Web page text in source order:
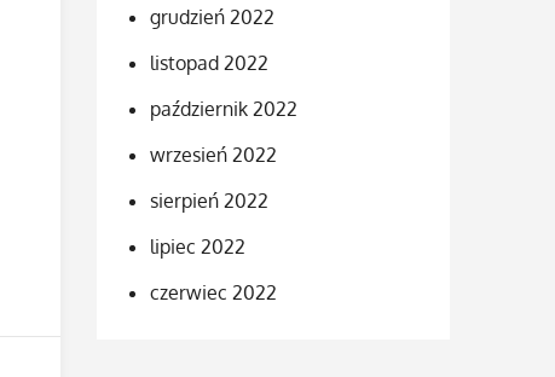
grudzień 2022
listopad 2022
październik 2022
wrzesień 2022
sierpień 2022
lipiec 2022
czerwiec 2022